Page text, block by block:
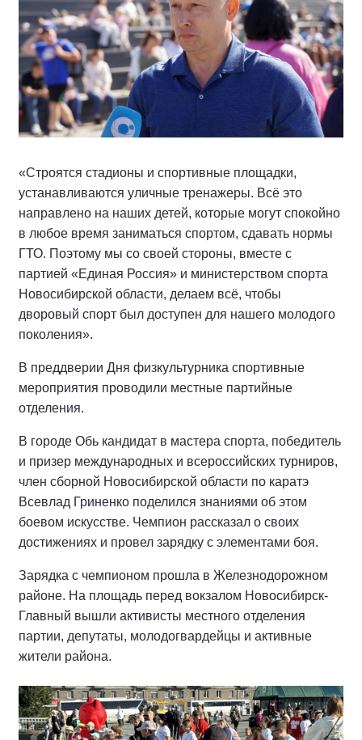
«Строятся стадионы и спортивные площадки,
устанавливаются уличные тренажеры. Всё это
направлено на наших детей, которые могут спокойно
в любое время заниматься спортом, сдавать нормы
ГТО. Поэтому мы со своей стороны, вместе с
партией «Единая Россия» и министерством спорта
Новосибирской области, делаем всё, чтобы
дворовый спорт был доступен для нашего молодого
поколения».
В преддверии Дня физкультурника спортивные
мероприятия проводили местные партийные
отделения.
В городе Обь кандидат в мастера спорта, победитель
и призер международных и всероссийских турниров,
член сборной Новосибирской области по каратэ
Всевлад Гриненко поделился знаниями об этом
боевом искусстве. Чемпион рассказал о своих
достижениях и провел зарядку с элементами боя.
Зарядка с чемпионом прошла в Железнодорожном
районе. На площадь перед вокзалом Новосибирск-
Главный вышли активисты местного отделения
партии, депутаты, молодогвардейцы и активные
жители района.